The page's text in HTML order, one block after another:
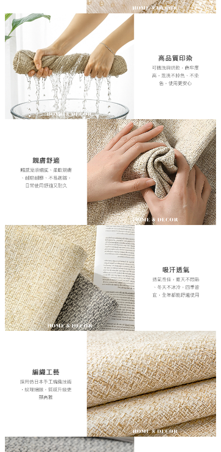
時審查核予不同之上限額度；若仍有額度不足之情形，本公司將視審查結果
請求用戶進行身份認證。
５．嚴禁一人註冊多個帳號或使用他人資訊註冊。若發現惡意使用之情形，
恩沛科技股份有限公司將有權停止該用戶之使用額度並採取法律行動。